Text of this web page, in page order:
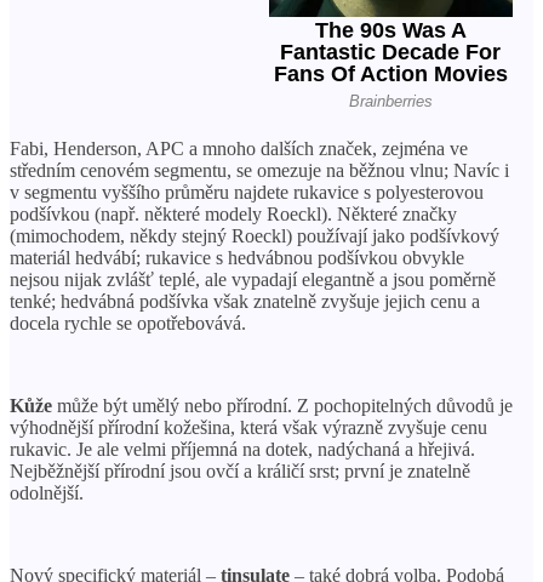
Fabi, Henderson, APC a mnoho dalších značek, zejména ve
středním cenovém segmentu, se omezuje na běžnou vlnu; Navíc i
v segmentu vyššího průměru najdete rukavice s polyesterovou
podšívkou (např. některé modely Roeckl). Některé značky
(mimochodem, někdy stejný Roeckl) používají jako podšívkový
materiál hedvábí; rukavice s hedvábnou podšívkou obvykle
nejsou nijak zvlášť teplé, ale vypadají elegantně a jsou poměrně
tenké; hedvábná podšívka však znatelně zvyšuje jejich cenu a
docela rychle se opotřebovává.
Kůže může být umělý nebo přírodní. Z pochopitelných důvodů je
výhodnější přírodní kožešina, která však výrazně zvyšuje cenu
rukavic. Je ale velmi příjemná na dotek, nadýchaná a hřejivá.
Nejběžnější přírodní jsou ovčí a králičí srst; první je znatelně
odolnější.
Nový specifický materiál – tinsulate – také dobrá volba. Podobá